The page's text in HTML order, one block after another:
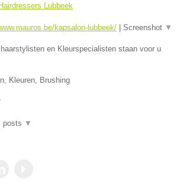
Lubbeek
kapsalon-lubbeek/ | Screenshot ▼
en Kleurspecialisten staan voor u
Kleuren, Brushing
posts ▼